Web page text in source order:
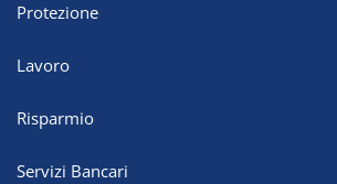
Protezione
Lavoro
Risparmio
Servizi Bancari